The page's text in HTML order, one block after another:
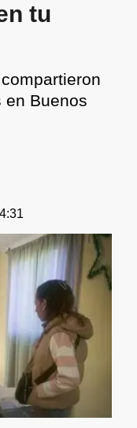
tu
en Buenos